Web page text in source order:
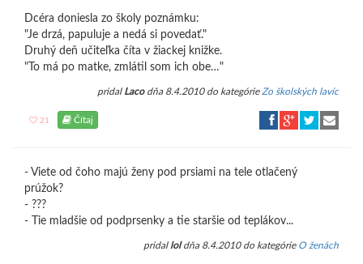
Dcéra doniesla zo školy poznámku:
"Je drzá, papuluje a nedá si povedať."
Druhý deň učiteľka číta v žiackej knižke.
"To má po matke, zmlátil som ich obe…"
pridal Lacodňa 8.4.2010 do kategórie Zo školských lavíc
21 Čítaj
- Viete od čoho majú ženy pod prsiami na tele otlačený
prúžok?
- ???
- Tie mladšie od podprsenky a tie staršie od teplákov...
pridal loldňa 8.4.2010 do kategórie O ženách